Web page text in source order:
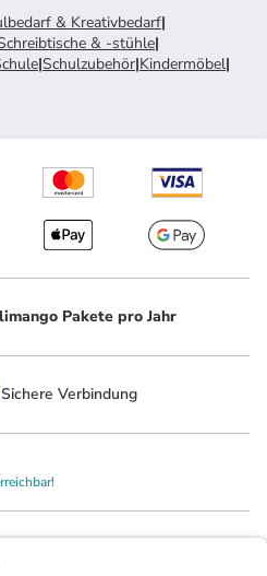
& Kreativbedarf|
& -stühle|
|Schulzubehör|Kindermöbel|
Pakete pro Jahr
Sichere Verbindung